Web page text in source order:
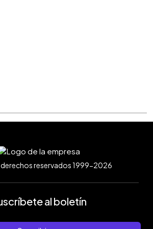
reservados 1999-2026
al boletín